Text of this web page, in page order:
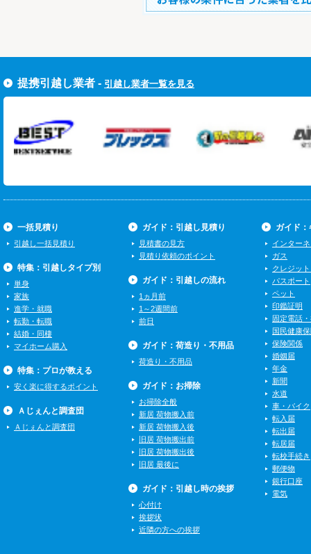
提携引越し業者 - 引越し業者一覧を見る
一括見積り
引越し一括見積り
特集：引越しタイプ別
単身
家族
進学・就職
転勤・転職
結婚・同棲
マイホーム購入
特集：プロが教える
安く楽に得するポイント
Ａじぇんと調査団
Ａじぇんと調査団
ガイド：引越し見積り
見積書の見方
見積り依頼のポイント
ガイド：引越しの流れ
1ヵ月前
1～2週間前
前日
ガイド：荷造り・不用品
荷造り・不用品
ガイド：お掃除
お掃除全般
新居 荷物搬入前
新居 荷物搬入後
旧居 荷物搬出前
旧居 荷物搬出後
旧居 最後に
ガイド：引越し時の挨拶
心付け
挨拶状
近隣の方への挨拶
ガイド
インター
ガス
クレジッ
パスポート
ペット
印鑑証明
固定電話
国民健康
保険関係
婚姻届
年金
新聞
水道
車・バイク
転入届
転出届
転居届
転校手続き
郵便物
銀行口座
電気